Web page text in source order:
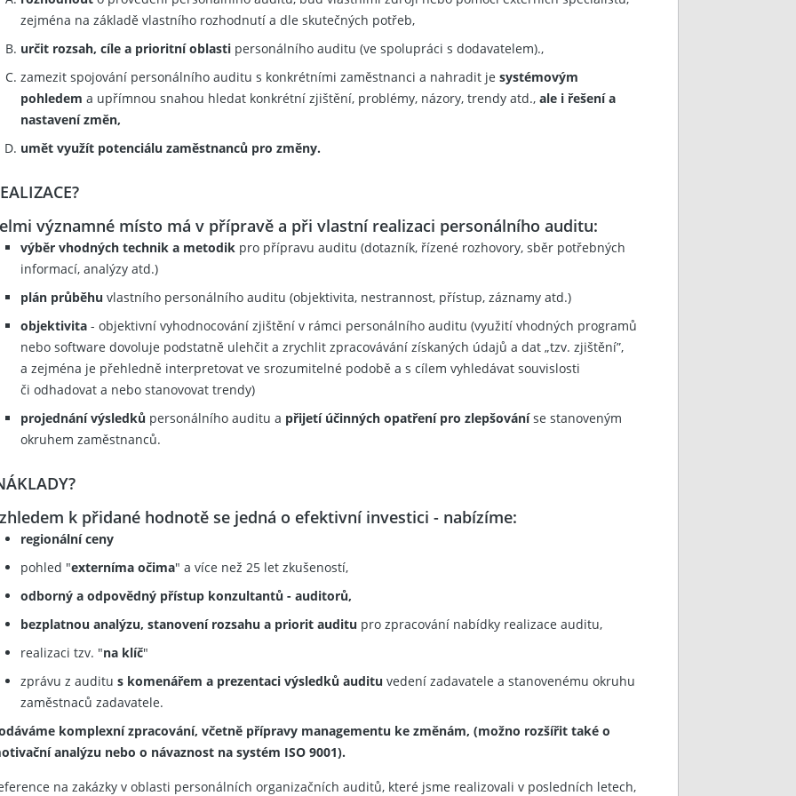
zejména na základě vlastního rozhodnutí a dle skutečných potřeb,
určit rozsah, cíle a prioritní oblasti personálního auditu (ve spolupráci s dodavatelem).,
zamezit spojování personálního auditu s konkrétními zaměstnanci a nahradit je systémovým
pohledem a upřímnou snahou hledat konkrétní zjištění, problémy, názory, trendy atd., ale i řešení a
nastavení změn,
umět využít potenciálu zaměstnanců pro změny.
významné místo má v přípravě a při vlastní realizaci personálního auditu:
výběr vhodných technik a metodik pro přípravu auditu (dotazník, řízené rozhovory, sběr potřebných
informací, analýzy atd.)
plán průběhu vlastního personálního auditu (objektivita, nestrannost, přístup, záznamy atd.)
objektivita - objektivní vyhodnocování zjištění v rámci personálního auditu (využití vhodných programů
nebo software dovoluje podstatně ulehčit a zrychlit zpracovávání získaných údajů a dat „tzv. zjištění”,
a zejména je přehledně interpretovat ve srozumitelné podobě a s cílem vyhledávat souvislosti
či odhadovat a nebo stanovovat trendy)
projednání výsledků personálního auditu a přijetí účinných opatření pro zlepšováníse stanoveným
okruhem zaměstnanců.
k přidané hodnotě se jedná o efektivní investici - nabízíme:
regionální ceny
pohled "externíma očima" a více než 25 let zkušeností,
odborný a odpovědný přístup konzultantů - auditorů,
bezplatnou analýzu, stanovení rozsahu a priorit auditu pro zpracování nabídky realizace auditu,
realizaci tzv. "na klíč"
zprávu z auditu s komenářem a prezentaci výsledků auditu vedení zadavatele a stanovenému okruhu
zaměstnaců zadavatele.
komplexní zpracování, včetně přípravy managementu ke změnám, (možno rozšířit také o
analýzu nebo o návaznost na systém ISO 9001).
na zakázky v oblasti personálních organizačních auditů, které jsme realizovali v posledních letech,